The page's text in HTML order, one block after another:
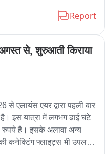
पर,
ग्रामीणों को दहाड़ने की
के साथ मौके पर पहुंचे और लेपर्ड
का स्वास्थ्य परीक्षण किया
Report
से, शुरुआती किराया
एलायंस एयर द्वारा पहली बार
इस यात्रा में लगभग ढाई घंटे
रुपये है। इसके अलावा अन्य
कनेक्टिंग फ्लाइट्स भी उपलब्ध